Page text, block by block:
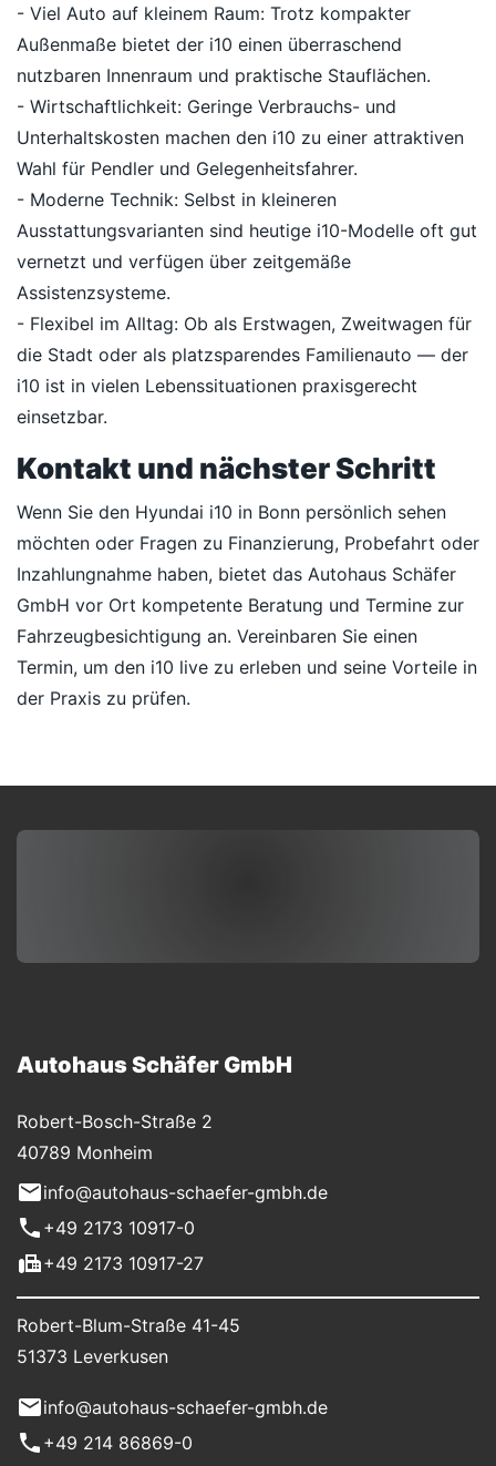
- Viel Auto auf kleinem Raum: Trotz kompakter
Außenmaße bietet der i10 einen überraschend
nutzbaren Innenraum und praktische Stauflächen.
- Wirtschaftlichkeit: Geringe Verbrauchs- und
Unterhaltskosten machen den i10 zu einer attraktiven
Wahl für Pendler und Gelegenheitsfahrer.
- Moderne Technik: Selbst in kleineren
Ausstattungsvarianten sind heutige i10-Modelle oft gut
vernetzt und verfügen über zeitgemäße
Assistenzsysteme.
- Flexibel im Alltag: Ob als Erstwagen, Zweitwagen für
die Stadt oder als platzsparendes Familienauto — der
i10 ist in vielen Lebenssituationen praxisgerecht
einsetzbar.
Kontakt und nächster Schritt
Wenn Sie den Hyundai i10 in Bonn persönlich sehen
möchten oder Fragen zu Finanzierung, Probefahrt oder
Inzahlungnahme haben, bietet das Autohaus Schäfer
GmbH vor Ort kompetente Beratung und Termine zur
Fahrzeugbesichtigung an. Vereinbaren Sie einen
Termin, um den i10 live zu erleben und seine Vorteile in
der Praxis zu prüfen.
Autohaus Schäfer GmbH
Robert-Bosch-Straße 2
40789 Monheim
info@autohaus-schaefer-gmbh.de
+49 2173 10917-0
+49 2173 10917-27
Robert-Blum-Straße 41-45
51373 Leverkusen
info@autohaus-schaefer-gmbh.de
+49 214 86869-0